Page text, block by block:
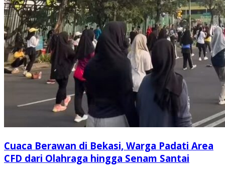
Cuaca Berawan di Bekasi, Warga Padati Area
CFD dari Olahraga hingga Senam Santai